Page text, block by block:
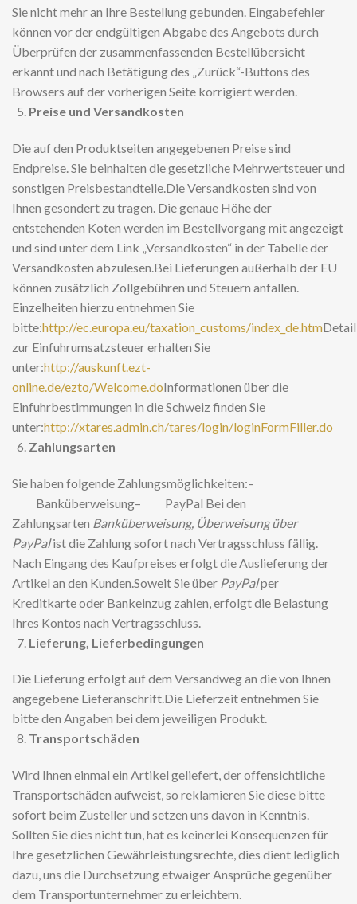
Sie nicht mehr an Ihre Bestellung gebunden. Eingabefehler
können vor der endgültigen Abgabe des Angebots durch
Überprüfen der zusammenfassenden Bestellübersicht
erkannt und nach Betätigung des „Zurück“-Buttons des
Browsers auf der vorherigen Seite korrigiert werden.
Preise und Versandkosten
Die auf den Produktseiten angegebenen Preise sind
Endpreise. Sie beinhalten die gesetzliche Mehrwertsteuer und
sonstigen Preisbestandteile.Die Versandkosten sind von
Ihnen gesondert zu tragen. Die genaue Höhe der
entstehenden Koten werden im Bestellvorgang mit angezeigt
und sind unter dem Link „Versandkosten“ in der Tabelle der
Versandkosten abzulesen.Bei Lieferungen außerhalb der EU
können zusätzlich Zollgebühren und Steuern anfallen.
Einzelheiten hierzu entnehmen Sie
bitte:http://ec.europa.eu/taxation_customs/index_de.htm
zur Einfuhrumsatzsteuer erhalten Sie
unter:http://auskunft.ezt-
online.de/ezto/Welcome.doInformationen über die
Einfuhrbestimmungen in die Schweiz finden Sie
unter:http://xtares.admin.ch/tares/login/loginFormFiller.do
Zahlungsarten
Sie haben folgende Zahlungsmöglichkeiten:–
Banküberweisung– PayPal Bei den
Zahlungsarten Banküberweisung, Überweisung über
PayPalist die Zahlung sofort nach Vertragsschluss fällig.
Nach Eingang des Kaufpreises erfolgt die Auslieferung der
Artikel an den Kunden.Soweit Sie über PayPalper
Kreditkarte oder Bankeinzug zahlen, erfolgt die Belastung
Ihres Kontos nach Vertragsschluss.
Lieferung, Lieferbedingungen
Die Lieferung erfolgt auf dem Versandweg an die von Ihnen
angegebene Lieferanschrift.Die Lieferzeit entnehmen Sie
bitte den Angaben bei dem jeweiligen Produkt.
Transportschäden
Wird Ihnen einmal ein Artikel geliefert, der offensichtliche
Transportschäden aufweist, so reklamieren Sie diese bitte
sofort beim Zusteller und setzen uns davon in Kenntnis.
Sollten Sie dies nicht tun, hat es keinerlei Konsequenzen für
Ihre gesetzlichen Gewährleistungsrechte, dies dient lediglich
dazu, uns die Durchsetzung etwaiger Ansprüche gegenüber
dem Transportunternehmer zu erleichtern.